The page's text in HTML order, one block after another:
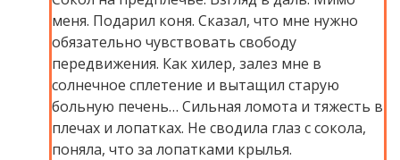
меня. Подарил коня. Сказал, что мне нужно
обязательно чувствовать свободу
передвижения. Как хилер, залез мне в
солнечное сплетение и вытащил старую
больную печень… Сильная ломота и тяжесть в
плечах и лопатках. Не сводила глаз с сокола,
поняла, что за лопатками крылья.